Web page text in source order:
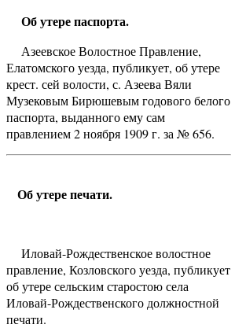
Об утере паспорта.
Азеевское Волостное Правление,
Елатомского уезда, публикует, об утере
крест. сей волости, с. Азеева Вяли
Музековым Бирюшевым годового белого
паспорта, выданного ему сам
правлением 2 ноября 1909 г. за № 656.
Об утере печати.
Иловай-Рождественское волостное
правление, Козловского уезда, публикует
об утере сельским старостою села
Иловай-Рождественского должностной
печати.